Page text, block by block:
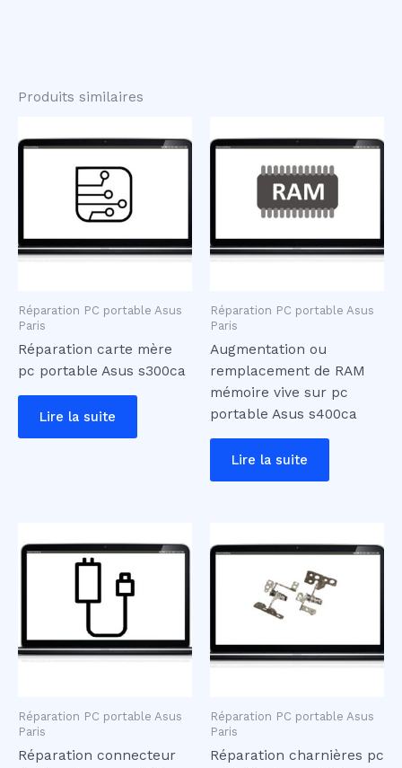
Produits similaires
Réparation PC portable Asus
Paris
Réparation carte mère
pc portable Asus s300ca
Lire la suite
Réparation PC portable Asus
Paris
Augmentation ou
remplacement de RAM
mémoire vive sur pc
portable Asus s400ca
Lire la suite
Réparation PC portable Asus
Paris
Réparation connecteur
Réparation PC portable Asus
Paris
Réparation charnières pc